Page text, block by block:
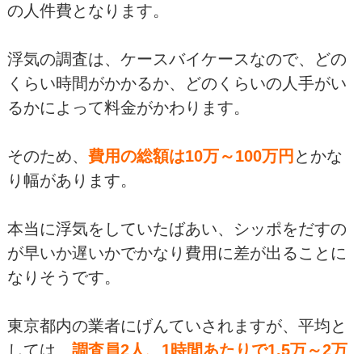
の人件費となります。
浮気の調査は、ケースバイケースなので、どの
くらい時間がかかるか、どのくらいの人手がい
るかによって料金がかわります。
そのため、費用の総額は10万～100万円 とかな
り幅があります。
本当に浮気をしていたばあい、シッポをだすの
が早いか遅いかでかなり費用に差が出ることに
なりそうです。
東京都内の業者にげんていされますが、平均と
しては、調査員2人、1時間あたりで1.5万～2万